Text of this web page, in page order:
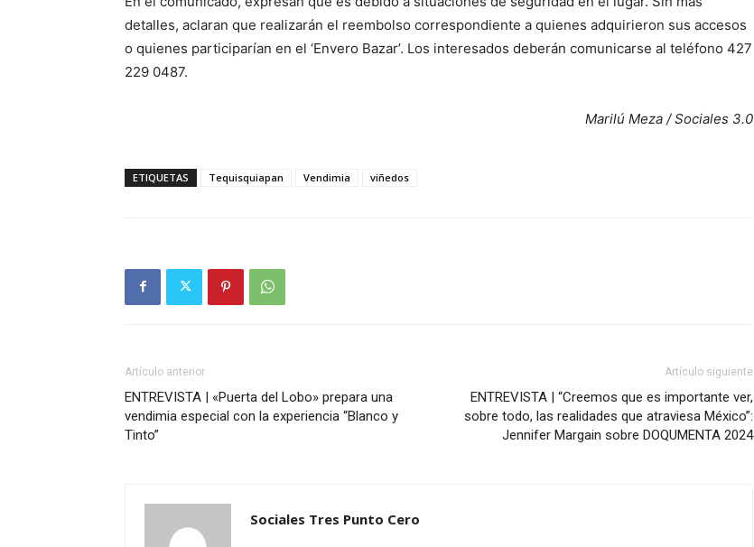
detalles, aclaran que realizarán el reembolso correspondiente a quienes adquirieron sus accesos
o quienes participarían en el ‘Envero Bazar’. Los interesados deberán comunicarse al teléfono 427
229 0487.
Marilú Meza / Sociales 3.0
ETIQUETAS Tequisquiapan Vendimia viñedos
Artículo anterior
ENTREVISTA | «Puerta del Lobo» prepara una
vendimia especial con la experiencia “Blanco y
Tinto”
Artículo siguiente
ENTREVISTA | “Creemos que es importante ver,
sobre todo, las realidades que atraviesa México”:
Jennifer Margain sobre DOQUMENTA 2024
Sociales Tres Punto Cero